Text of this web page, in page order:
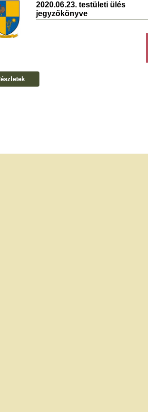
2020.06.23. testületi ülés
jegyzőkönyve